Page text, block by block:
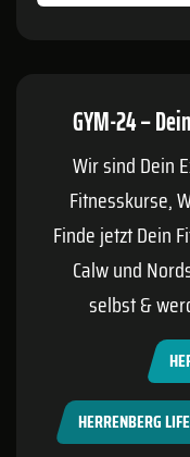
GYM-24 –
Wir sind Dein
Fitnesskurse,
Finde jetzt Dein
Calwund
selbst &
HERRENBERG